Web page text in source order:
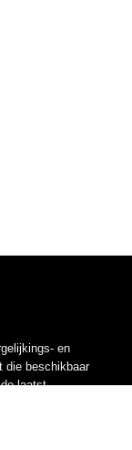
en
die beschikbaar
laatst